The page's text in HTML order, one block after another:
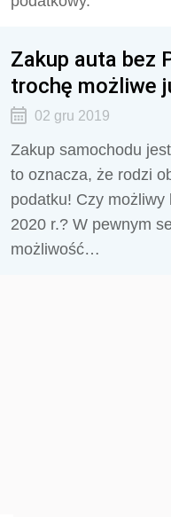
Zakup auta bez
trochę możliwe
02 gru 2019
Zakup samochodu
to oznacza, że rodzi
podatku! Czy
2020 r.? W pewnym
możliwość…